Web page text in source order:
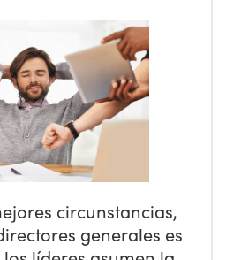
circunstancias,
generales es